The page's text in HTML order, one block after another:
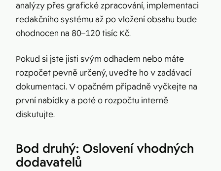
analýzy přes grafické zpracování, implementaci
redakčního systému až po vložení obsahu bude
ohodnocen na 80–120 tisíc Kč.
Pokud si jste jisti svým odhadem nebo máte
rozpočet pevně určený, uveďte ho v zadávací
dokumentaci. V opačném případně vyčkejte na
první nabídky a poté o rozpočtu interně
diskutujte.
Bod druhý: Oslovení vhodných
dodavatelů